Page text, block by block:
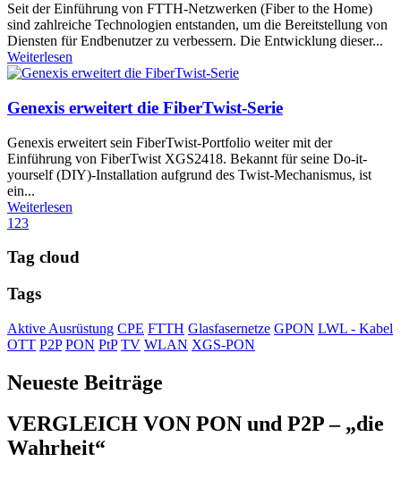
Seit der Einführung von FTTH-Netzwerken (Fiber to the Home)
sind zahlreiche Technologien entstanden, um die Bereitstellung von
Diensten für Endbenutzer zu verbessern. Die Entwicklung dieser...
Weiterlesen
Genexis erweitert die FiberTwist-Serie
Genexis erweitert sein FiberTwist-Portfolio weiter mit der
Einführung von FiberTwist XGS2418. Bekannt für seine Do-it-
yourself (DIY)-Installation aufgrund des Twist-Mechanismus, ist
ein...
Weiterlesen
1 23
Tag cloud
Tags
Aktive Ausrüstung CPE FTTH Glasfasernetze GPON LWL - Kabel
OTT P2P PON PtP TV WLAN XGS-PON
Neueste Beiträge
VERGLEICH VON PON und P2P – „die
Wahrheit“